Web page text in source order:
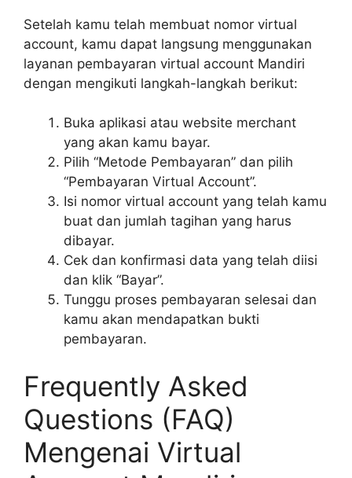
Setelah kamu telah membuat nomor virtual
account, kamu dapat langsung menggunakan
layanan pembayaran virtual account Mandiri
dengan mengikuti langkah-langkah berikut:
Buka aplikasi atau website merchant
yang akan kamu bayar.
Pilih “Metode Pembayaran” dan pilih
“Pembayaran Virtual Account”.
Isi nomor virtual account yang telah kamu
buat dan jumlah tagihan yang harus
dibayar.
Cek dan konfirmasi data yang telah diisi
dan klik “Bayar”.
Tunggu proses pembayaran selesai dan
kamu akan mendapatkan bukti
pembayaran.
Frequently Asked
Questions (FAQ)
Mengenai Virtual